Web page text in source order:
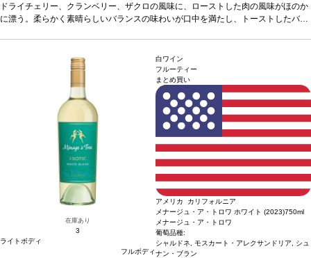
ドライチェリー、クランベリー、ザクロの風味に、ローストした肉の風味がほのか
に漂う。柔らかく素晴らしいバランスの味わいが口中を満たし、トーストしたバニ
在庫あり
3
ライトボディ
フルボディ
白ワイン
フルーティー
まとめ買い
アメリカ カリフォルニア
メナージュ・ア・トロワ ホワイト (2023)750ml
メナージュ・ア・トロワ
葡萄品種:
シャルドネ, モスカート・アレクサンドリア, シュ
ナン・ブラン